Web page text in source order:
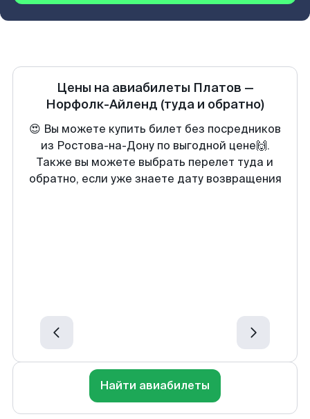
Цены на авиабилеты Платов —
Норфолк-Айленд (туда и обратно)
😍 Вы можете купить билет без посредников
из Ростова-на-Дону по выгодной цене🙌.
Также вы можете выбрать перелет туда и
обратно, если уже знаете дату возвращения
Найти авиабилеты